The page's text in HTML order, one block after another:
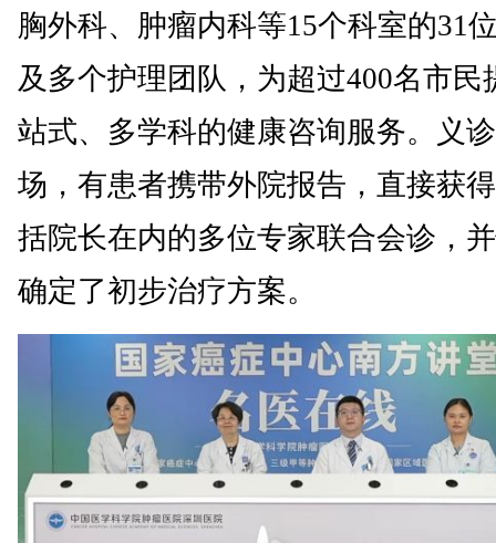
胸外科、肿瘤内科等15个科室的31
及多个护理团队，为超过400名市民
站式、多学科的健康咨询服务。义
场，有患者携带外院报告，直接获
括院长在内的多位专家联合会诊，
确定了初步治疗方案。